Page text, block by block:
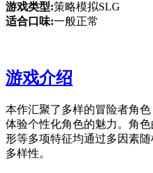
游戏类型:策略模拟SLG
适合口味:一般正常
游戏介绍
本作汇聚了多样的冒险者角
体验个性化角色的魅力。角
形等多项特征均通过多因素
多样性。